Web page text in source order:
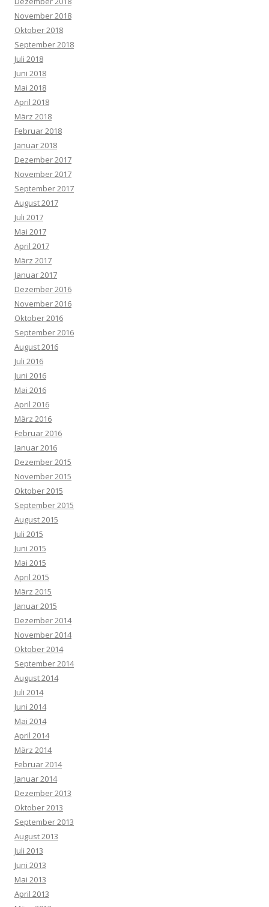
November 2018
Oktober 2018
September 2018
Juli 2018
Juni 2018
Mai 2018
April 2018
März 2018
Februar 2018
Januar 2018
Dezember 2017
November 2017
September 2017
August 2017
Juli 2017
Mai 2017
April 2017
März 2017
Januar 2017
Dezember 2016
November 2016
Oktober 2016
September 2016
August 2016
Juli 2016
Juni 2016
Mai 2016
April 2016
März 2016
Februar 2016
Januar 2016
Dezember 2015
November 2015
Oktober 2015
September 2015
August 2015
Juli 2015
Juni 2015
Mai 2015
April 2015
März 2015
Januar 2015
Dezember 2014
November 2014
Oktober 2014
September 2014
August 2014
Juli 2014
Juni 2014
Mai 2014
April 2014
März 2014
Februar 2014
Januar 2014
Dezember 2013
Oktober 2013
September 2013
August 2013
Juli 2013
Juni 2013
Mai 2013
April 2013